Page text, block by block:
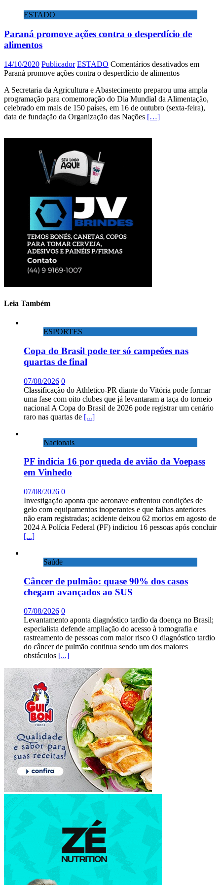
ESTADO
Paraná promove ações contra o desperdício de
alimentos
14/10/2020 Publicador ESTADO Comentários desativados em
Paraná promove ações contra o desperdício de alimentos
A Secretaria da Agricultura e Abastecimento preparou uma ampla
programação para comemoração do Dia Mundial da Alimentação,
celebrado em mais de 150 países, em 16 de outubro (sexta-feira),
data de fundação da Organização das Nações […]
Leia Também
ESPORTES
Copa do Brasil pode ter só campeões nas
quartas de final
07/08/2026 0
Classificação do Athletico-PR diante do Vitória pode formar
uma fase com oito clubes que já levantaram a taça do torneio
nacional A Copa do Brasil de 2026 pode registrar um cenário
raro nas quartas de [...]
Nacionais
PF indicia 16 por queda de avião da Voepass
em Vinhedo
07/08/2026 0
Investigação aponta que aeronave enfrentou condições de
gelo com equipamentos inoperantes e que falhas anteriores
não eram registradas; acidente deixou 62 mortos em agosto de
2024 A Polícia Federal (PF) indiciou 16 pessoas após concluir
[...]
Saúde
Câncer de pulmão: quase 90% dos casos
chegam avançados ao SUS
07/08/2026 0
Levantamento aponta diagnóstico tardio da doença no Brasil;
especialista defende ampliação do acesso à tomografia e
rastreamento de pessoas com maior risco O diagnóstico tardio
do câncer de pulmão continua sendo um dos maiores
obstáculos [...]